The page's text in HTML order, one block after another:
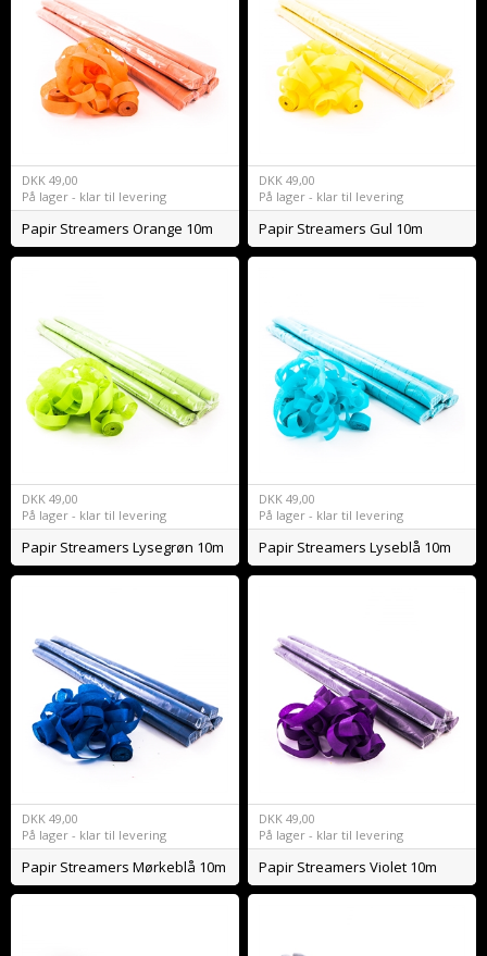
DKK 49,00
På lager - klar til levering
Papir Streamers Orange 10m
DKK 49,00
På lager - klar til levering
Papir Streamers Gul 10m
DKK 49,00
På lager - klar til levering
Papir Streamers Lysegrøn 10m
DKK 49,00
På lager - klar til levering
Papir Streamers Lyseblå 10m
DKK 49,00
På lager - klar til levering
Papir Streamers Mørkeblå 10m
DKK 49,00
På lager - klar til levering
Papir Streamers Violet 10m